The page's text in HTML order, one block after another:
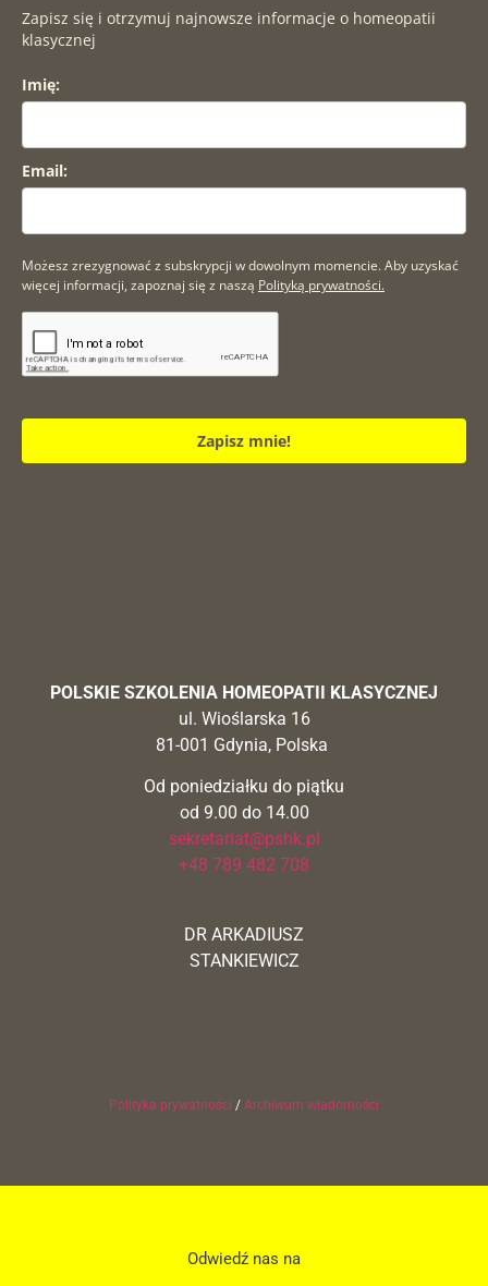
Zapisz się i otrzymuj najnowsze informacje o homeopatii
klasycznej
Imię:
Email:
Możesz zrezygnować z subskrypcji w dowolnym momencie. Aby uzyskać
więcej informacji, zapoznaj się z naszą Polityką prywatności.
Zapisz mnie!
POLSKIE SZKOLENIA HOMEOPATII KLASYCZNEJ
ul. Wioślarska 16
81-001 Gdynia, Polska
Od poniedziałku do piątku
od 9.00 do 14.00
sekretariat@pshk.pl
+48 789 482 708
DR ARKADIUSZ
STANKIEWICZ
Polityka prywatności / Archiwum wiadomości
Odwiedź nas na